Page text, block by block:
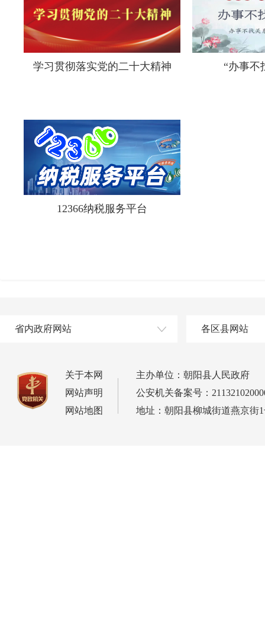
学习贯彻落实党的二十大精神 “办事不
12366纳税服务平台
省内政府网站 各区县网站
关于本网
网站声明
网站地图
主办单位：朝阳县人民政府
公安机关备案号：
地址：朝阳县柳城街道燕京街